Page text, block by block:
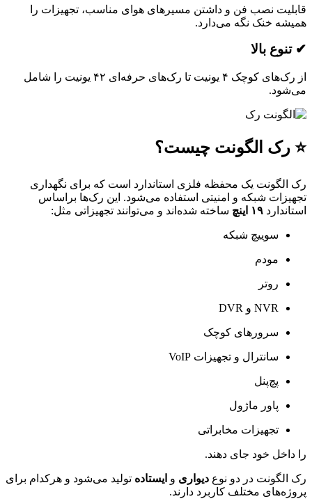
نصب فن و داشتن مسیرهای هوای مناسب، تجهیزات را
خنک نگه می‌دارد.
بالا
از رک‌های کوچک ۴ یونیت تا رک‌های حرفه‌ای ۴۲ یونیت را شامل
الگونت چیست؟
یک محفظه فلزی استاندارد است که برای نگهداری
شبکه و امنیتی استفاده می‌شود. این رک‌ها براساس
۱۹ اینچ ساخته شده‌اند و می‌توانند تجهیزاتی مثل:
سوییچ شبکه
مودم
روتر
NVR و DVR
سرور‌های کوچک
سانترال و تجهیزات VoIP
پچ‌پنل
پاور ماژول
تجهیزات مخابراتی
خود جای دهند.
در دو نوعدیواریو ایستادهتولید می‌شود و هرکدام برای
مختلف کاربرد دارند.